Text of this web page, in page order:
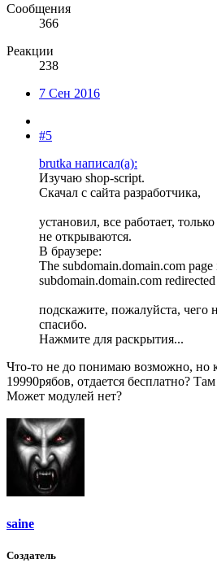
Сообщения
366
Реакции
238
7 Сен 2016
#5
brutka написал(а):
Изучаю shop-script.
Скачал с сайта разработчика,
установил, все работает,
не открываются.
В браузере:
The subdomain.domain.com
subdomain.domain.com
подскажите, пожалуйста, чего
спасибо.
Нажмите для раскрытия...
Что-то не до понимаю возможно, но
19990рябов, отдается бесплатно?
Может модулей нет?
saine
Создатель